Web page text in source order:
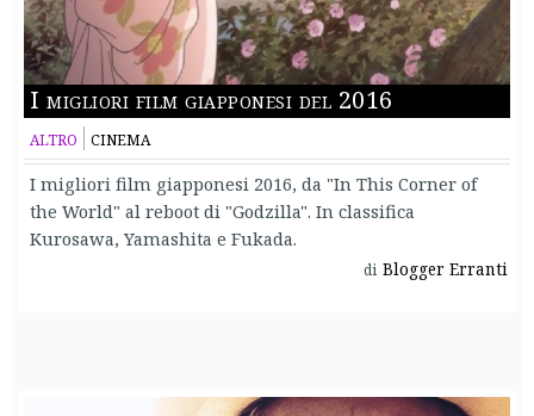
I migliori film giapponesi del 2016
ALTRO CINEMA
I migliori film giapponesi 2016, da "In This Corner of
the World" al reboot di "Godzilla". In classifica
Kurosawa, Yamashita e Fukada.
di Blogger Erranti